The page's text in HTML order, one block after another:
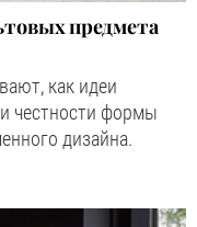
предмета
как идеи
честности формы
дизайна.